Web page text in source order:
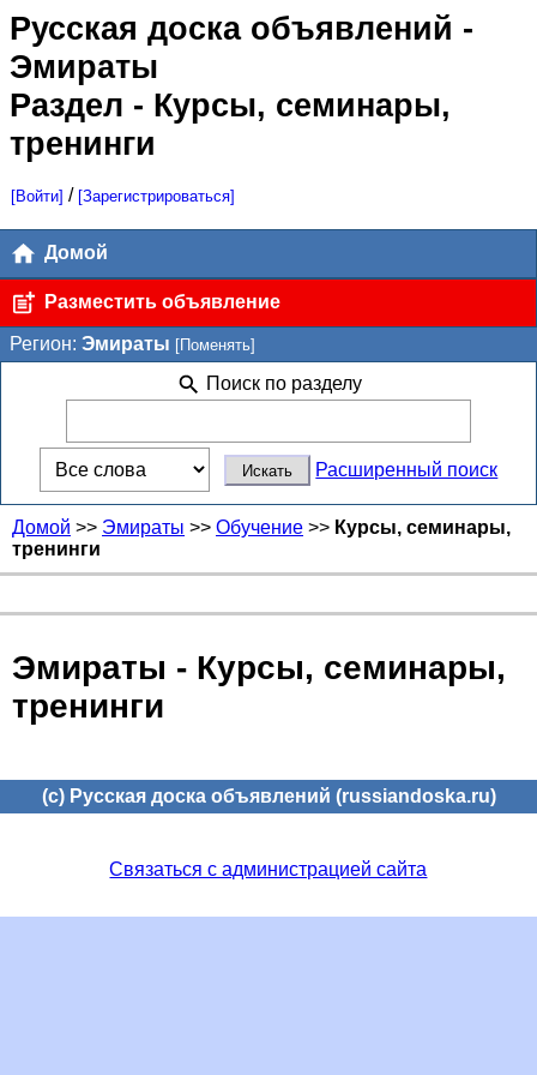
Русская доска объявлений -
Эмираты
Раздел - Курсы, семинары,
тренинги
[Войти] / [Зарегистрироваться]
Домой
Разместить объявление
Регион: Эмираты [Поменять]
Поиск по разделу
Расширенный поиск
Домой >> Эмираты >> Обучение >> Курсы, семинары,
тренинги
Эмираты - Курсы, семинары,
тренинги
(c) Русская доска объявлений (russiandoska.ru)
Связаться с администрацией сайта